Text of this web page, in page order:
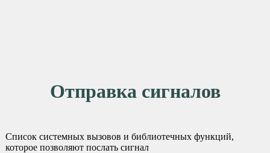
Отправка сигналов
Список системных вызовов и библиотечных функций,
которое позволяют послать сигнал